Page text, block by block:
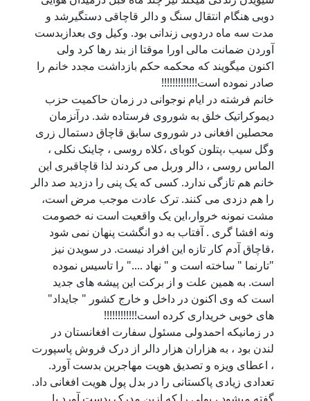
دوبی هنگام انتقال سنگ و دالر قاچاقی دستگيرشد و
مدت سه ماه دردوبی زندانی بود. وکیل وی بعدازبدست
آوردن ضمانت مالی اورا موقتا از بند رها کرد ولی
اکنون ميگويند که محکمه حکم بازداشت مجدد خانم را
صادر نموده است!!!!!!!!!!!!!
خانم فرشته در ایام نوجوانی در زمان حاکميت حزب
ديموکراتيک خلق به شوروی فرستاده شد. درآنزمان
محصلین افغانی در شوروی سابق قاچاق دستمال زری
وگل سیب ،پتلون کوبای ،کلاه روسی ، چاینک نکلی ،
الماس روسی ، دالر وربل می کردند لذا قاچاقبری این
خانم هم تازگی ندارد. کسی که یک پنی را دزدید صد دالر
را هم دزدی می کنند. ترک عادت موجب مرض است،
مشت نمونه خروار،این یک واقعیت است نه خصومت
ونه افشا گری . آفتاب به دو انگشت پنهان نمی شود
،قاچاق آدم کار تازه این افراد نیست. در سويدن نيز
"تارنما " ساخته است و " نهاد ...." را تاسيس نموده
است. به همين علت و از برکت اين پيشه های جديد
است که وی اکنون در داخل و خارج کشور " جايداد"
های خوبی خريداری کرده است!!!!!!!!!!!!
در زمانيکه احمدولی مسئول سفارت افغانستان در
لندن بود ، به هزاران هزار دالر از درک فروش پاسپورت
، اعطای ويزه و تصديق هويت مهاجرين بدست آورد.
تعدادی زيادی پاکستانی را در بدل پول هويت افغانی داد.